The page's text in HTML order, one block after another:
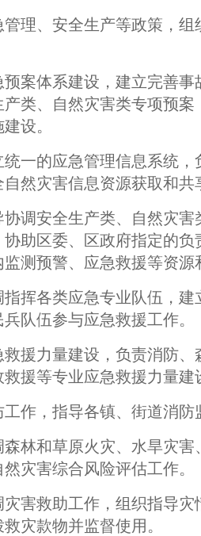
理、安全生产等政策，
案体系建设，建立完善
类、自然灾害类专项预
设。
一的应急管理信息系统
然灾害信息资源获取和
调安全生产类、自然灾
助区委、区政府指定的
测预警、应急救援等资源
挥各类应急专业队伍，
队伍参与应急救援工作。
援力量建设，负责消防
援等专业应急救援力量
作，指导各镇、街道消防
林和草原火灾、水旱灾
灾害综合风险评估工作。
害救助工作，组织指导
灾款物并监督使用。